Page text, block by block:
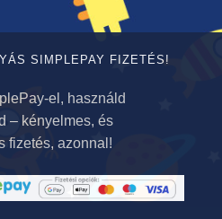
SIMPLEPAY FIZETÉS!
el, használd
– kényelmes, és
fizetés, azonnal!